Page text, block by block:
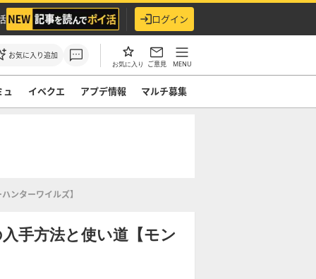
ログイン
お気に入り追加
お気に入り ご意見 MENU
ュ イベクエ アプデ情報 マルチ募集
ンターワイルズ】
手方法と使い道【モン